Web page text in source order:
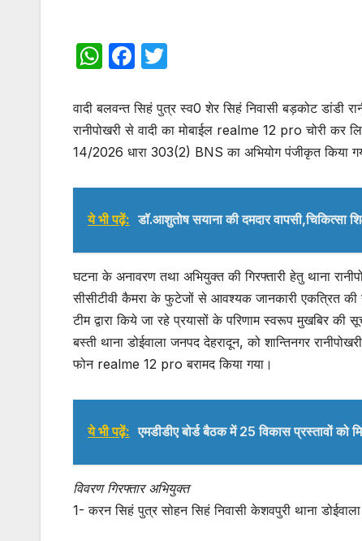
W
at
s
A
p
p
F
c
e
b
o
o
itt
er
वादी बलवन्त सिहं पुत्र स्व0 शेर सिहं निवासी बड़कोट डांडी
रानीपोखरी से वादी का मोबाईल realme 12 pro चोरी कर
14/2026 धारा 303(2) BNS का अभियोग पंजीकृत किया
ये भी पढ़ें: डॉ.आशुतोष सयाना की दमदार वापसी,चिकित्सा
घटना के अनावरण तथा अभियुक्त की गिरफ्तारी हेतु थाना
सीसीटीवी कैमरा के फुटेजों से आवश्यक जानकारी एकत्रित
टीम द्वारा किये जा रहे प्रयासों के परिणाम स्वरूप मुखबिर
बस्ती थाना डोईवाला जनपद देहरादून, को शान्तिनगर
फोन realme 12 pro बरामद किया गया।
ये भी पढ़ें: एमडीडीए बोर्ड बैठक में 25 विकास प्रस्तावों को
विवरण गिरफ्तार अभियुक्त
1- करन सिहं पुत्र सोहन सिहं निवासी केशवपुरी थाना